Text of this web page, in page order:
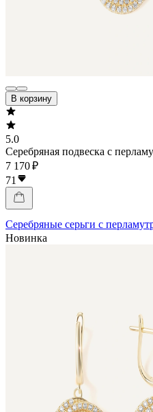
В корзину
5.0
Серебряная подвеска с
7 170 ₽
71
Серебряные серьги с
Новинка